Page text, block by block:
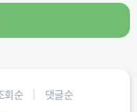
회순 댓글순